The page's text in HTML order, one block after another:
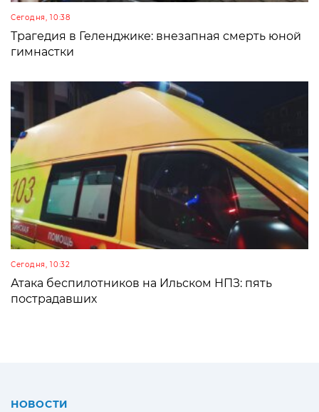
Сегодня, 10:38
Трагедия в Геленджике: внезапная смерть юной
гимнастки
Сегодня, 10:32
Атака беспилотников на Ильском НПЗ: пять
пострадавших
НОВОСТИ